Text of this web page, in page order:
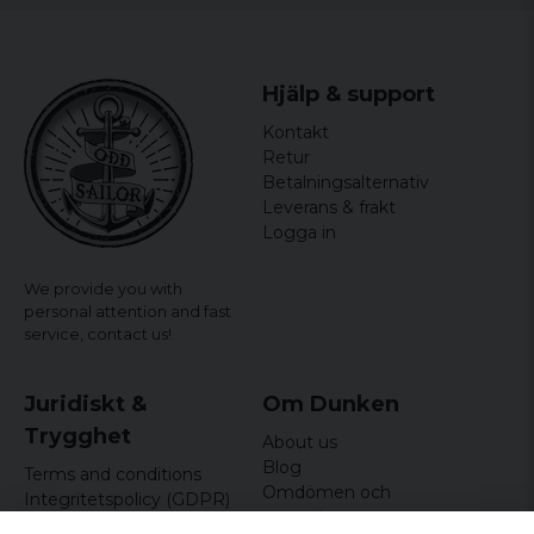
We provide you with
personal attention and fast
service, contact us!
Hjälp & support
Kontakt
Retur
Betalningsalternativ
Leverans & frakt
Logga in
Juridiskt &
Trygghet
Terms and conditions
Integritetspolicy (GDPR)
Om Dunken
About us
Blog
Omdömen och
recensioner